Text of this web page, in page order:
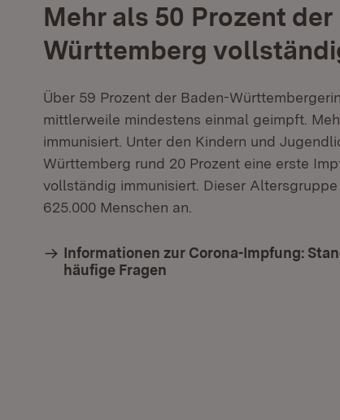
Mehr als 50 Prozent
Württemberg
Über 59 Prozent der Baden-
mittlerweile mindestens einmal geimpft.
immunisiert. Unter den Kindern und
Württemberg rund 20 Prozent eine erste
vollständig immunisiert. Dieser
625.000 Menschen an.
Informationen zur Corona-Impfung:
häufige Fragen